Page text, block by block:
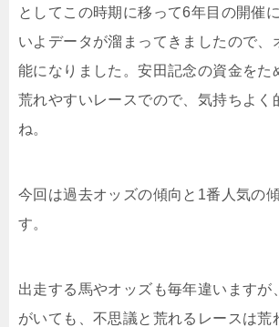
としてこの時期に移って6年目の開催
いよデータが溜まってきましたので、
能になりました。安田記念の資金をた
荒れやすいレースでので、気持ちよく
ね。
今回は過去オッズの傾向と1番人気の
す。
出走する馬やオッズも毎年違いますが
がいても、不思議と荒れるレースは荒